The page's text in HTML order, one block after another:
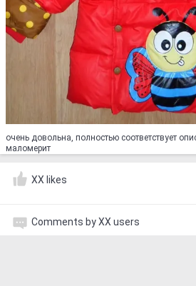
очень довольна, полностью соответствует
маломерит
XX likes
Comments by XX users